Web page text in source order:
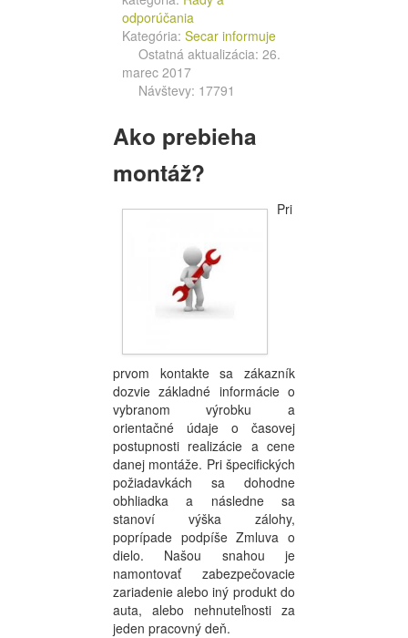
odporúčania
Kategória:Secar informuje
Ostatná aktualizácia: 26.
marec 2017
Návštevy: 17791
Ako prebieha
montáž?
Pri
prvom kontakte sa zákazník
dozvie základné informácie o
vybranom výrobku a
orientačné údaje o časovej
postupnosti realizácie a cene
danej montáže. Pri špecifických
požiadavkách sa dohodne
obhliadka a následne sa
stanoví výška zálohy,
poprípade podpíše Zmluva o
dielo. Našou snahou je
namontovať zabezpečovacie
zariadenie alebo iný produkt do
auta, alebo nehnuteľnosti za
jeden pracovný deň.